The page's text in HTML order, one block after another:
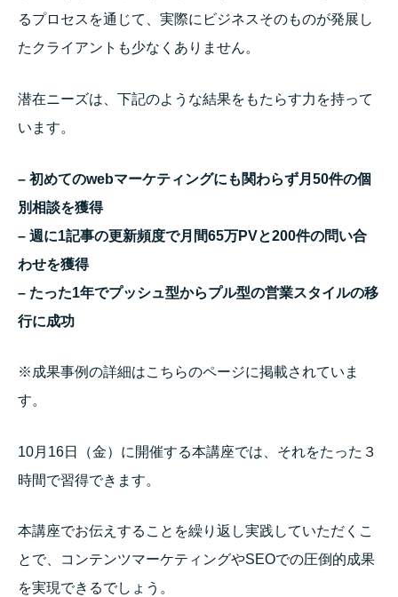
るプロセスを通じて、実際にビジネスそのものが発展し
たクライアントも少なくありません。
潜在ニーズは、下記のような結果をもたらす力を持って
います。
– 初めてのwebマーケティングにも関わらず月50件の個
別相談を獲得
– 週に1記事の更新頻度で月間65万PVと200件の問い合
わせを獲得
– たった1年でプッシュ型からプル型の営業スタイルの移
行に成功
※成果事例の詳細はこちらのページに掲載されていま
す。
10月16日（金）に開催する本講座では、それをたった３
時間で習得できます。
本講座でお伝えすることを繰り返し実践していただくこ
とで、コンテンツマーケティングやSEOでの圧倒的成果
を実現できるでしょう。